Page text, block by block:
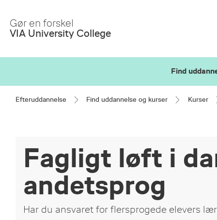
Main
Content
Gør en forskel
VIA University College
Find
Efteruddannelse Find uddannelse og kurser Kurser
Fagligt løft i
andetsprog
Har du ansvaret for flersprogede elevers